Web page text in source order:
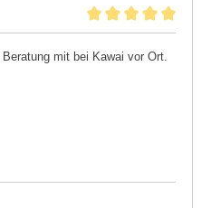
mit bei Kawai vor Ort.